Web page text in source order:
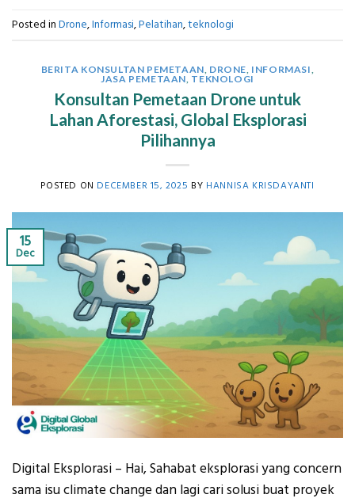
Posted in Drone,Informasi,Pelatihan,teknologi
BERITA KONSULTAN PEMETAAN, DRONE, INFORMASI,
JASA PEMETAAN, TEKNOLOGI
Konsultan Pemetaan Drone untuk
Lahan Aforestasi, Global Eksplorasi
Pilihannya
POSTED ON DECEMBER 15, 2025 BY HANNISA KRISDAYANTI
15
Dec
Digital Eksplorasi – Hai, Sahabat eksplorasi yang concern
sama isu climate change dan lagi cari solusi buat proyek